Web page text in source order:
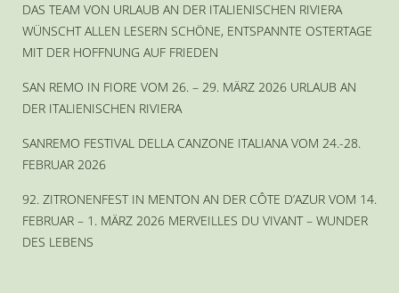
DAS TEAM VON URLAUB AN DER ITALIENISCHEN RIVIERA
WÜNSCHT ALLEN LESERN SCHÖNE, ENTSPANNTE OSTERTAGE
MIT DER HOFFNUNG AUF FRIEDEN
SAN REMO IN FIORE VOM 26. – 29. MÄRZ 2026 URLAUB AN
DER ITALIENISCHEN RIVIERA
SANREMO FESTIVAL DELLA CANZONE ITALIANA VOM 24.-28.
FEBRUAR 2026
92. ZITRONENFEST IN MENTON AN DER CÔTE D’AZUR VOM 14.
FEBRUAR – 1. MÄRZ 2026 MERVEILLES DU VIVANT – WUNDER
DES LEBENS